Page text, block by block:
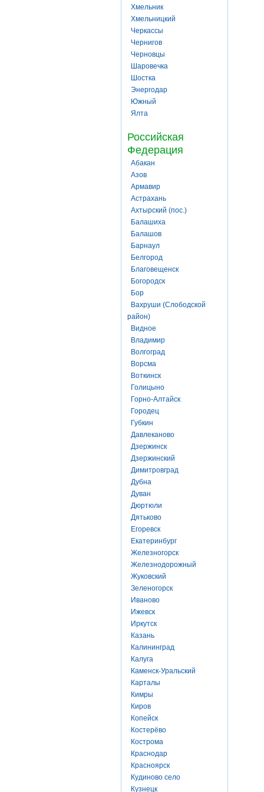
Хмельник
Хмельницкий
Черкассы
Чернигов
Черновцы
Шаровечка
Шостка
Энергодар
Южный
Ялта
Российская
Федерация
Абакан
Азов
Армавир
Астрахань
Ахтырский (пос.)
Балашиха
Балашов
Барнаул
Белгород
Благовещенск
Богородск
Бор
Вахруши (Слободской
район)
Видное
Владимир
Волгоград
Ворсма
Воткинск
Голицыно
Горно-Алтайск
Городец
Губкин
Давлеканово
Дзержинск
Дзержинский
Димитровград
Дубна
Дуван
Дюртюли
Дятьково
Егоревск
Екатеринбург
Железногорск
Железнодорожный
Жуковский
Зеленогорск
Иваново
Ижевск
Иркутск
Казань
Калининград
Калуга
Каменск-Уральский
Карталы
Кимры
Киров
Копейск
Костерёво
Кострома
Краснодар
Красноярск
Кудиново село
Кузнецк